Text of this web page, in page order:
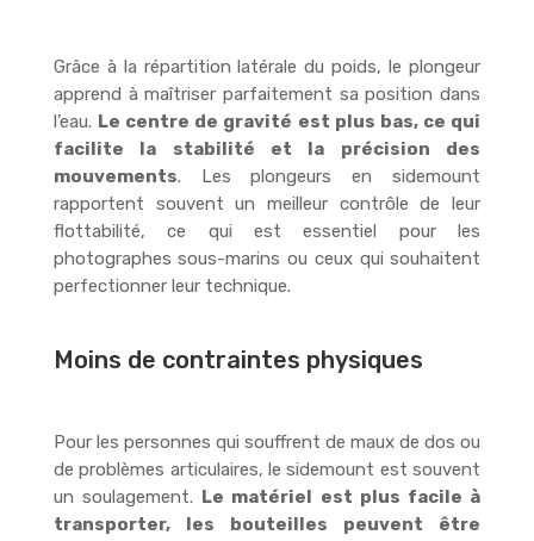
Grâce à la répartition latérale du poids, le plongeur
apprend à maîtriser parfaitement sa position dans
l’eau. Le centre de gravité est plus bas, ce qui
facilite la stabilité et la précision des
mouvements. Les plongeurs en sidemount
rapportent souvent un meilleur contrôle de leur
flottabilité, ce qui est essentiel pour les
photographes sous-marins ou ceux qui souhaitent
perfectionner leur technique.
Moins de contraintes physiques
Pour les personnes qui souffrent de maux de dos ou
de problèmes articulaires, le sidemount est souvent
un soulagement. Le matériel est plus facile à
transporter, les bouteilles peuvent être